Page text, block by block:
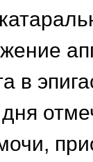
в